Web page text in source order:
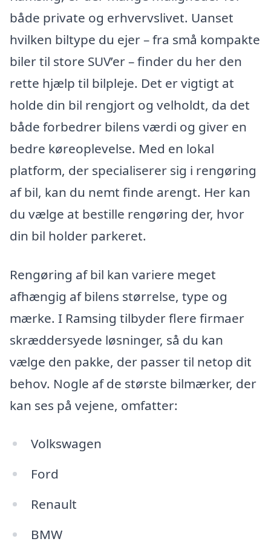
både private og erhvervslivet. Uanset
hvilken biltype du ejer – fra små kompakte
biler til store SUV’er – finder du her den
rette hjælp til bilpleje. Det er vigtigt at
holde din bil rengjort og velholdt, da det
både forbedrer bilens værdi og giver en
bedre køreoplevelse. Med en lokal
platform, der specialiserer sig i rengøring
af bil, kan du nemt finde arengt. Her kan
du vælge at bestille rengøring der, hvor
din bil holder parkeret.
Rengøring af bil kan variere meget
afhængig af bilens størrelse, type og
mærke. I Ramsing tilbyder flere firmaer
skræddersyede løsninger, så du kan
vælge den pakke, der passer til netop dit
behov. Nogle af de største bilmærker, der
kan ses på vejene, omfatter:
Volkswagen
Ford
Renault
BMW